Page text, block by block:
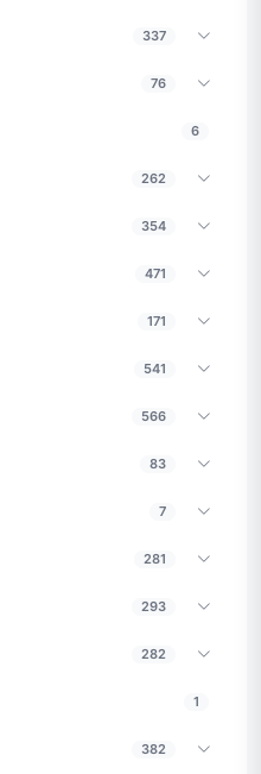
337
76
6
262
354
471
171
541
566
83
7
281
293
282
1
382